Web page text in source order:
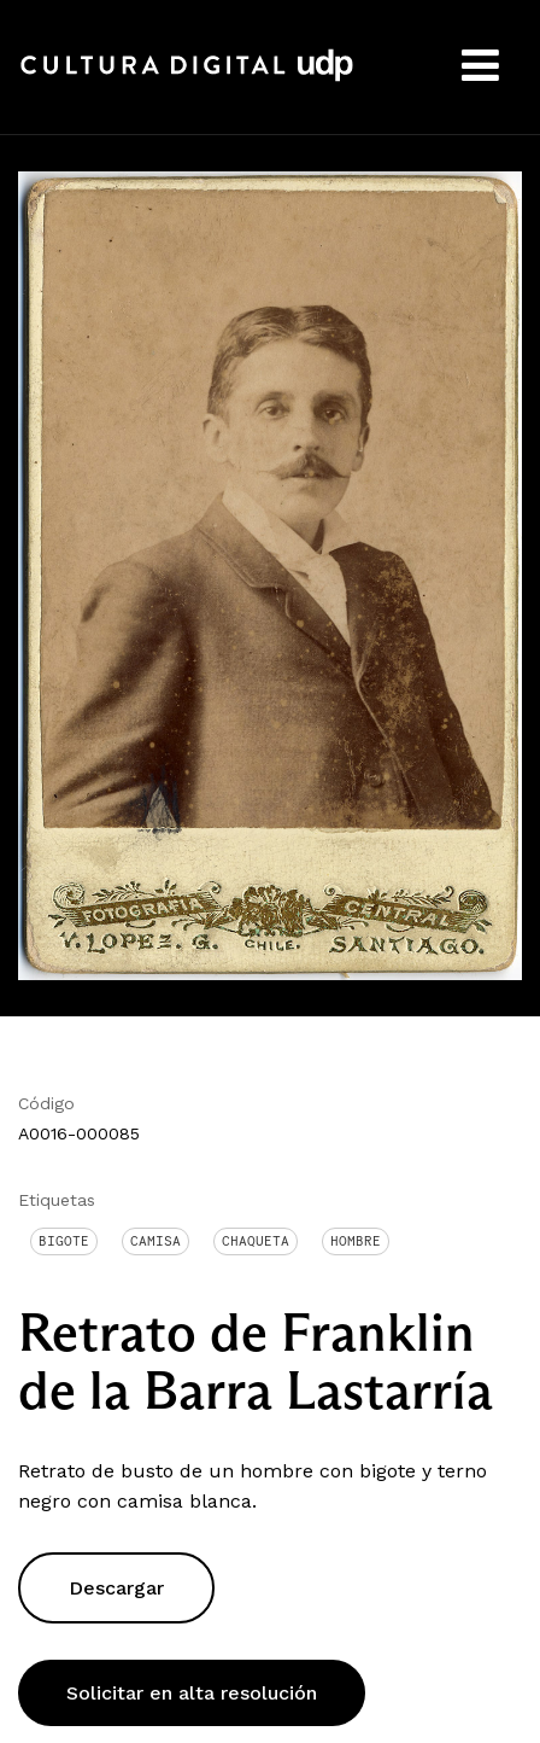
Código
A0016-000085
Etiquetas
BIGOTE CAMISA CHAQUETA HOMBRE
Retrato de Franklin
de la Barra Lastarría
Retrato de busto de un hombre con bigote y terno
negro con camisa blanca.
Descargar
Solicitar en alta resolución